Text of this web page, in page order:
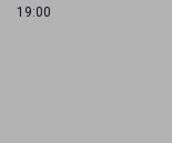
19:00